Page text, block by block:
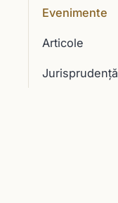
Evenimente
Articole
Jurisprudenţă